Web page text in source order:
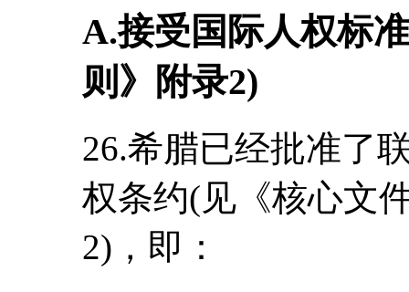
A.接受国际人权标
则》附录2)
26.希腊已经批准了
权条约(见《核心文
2)，即：